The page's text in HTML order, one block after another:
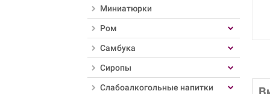
Миниатюрки
Ром
Самбука
Сиропы
Слабоалкогольные напитки